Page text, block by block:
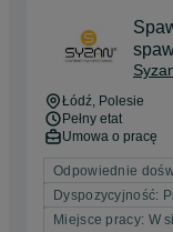
Łódź, Polesie
Pełny etat
Umowa o pracę
Odpowiednie
Dyspozycyjność:
Miejsce pracy: W